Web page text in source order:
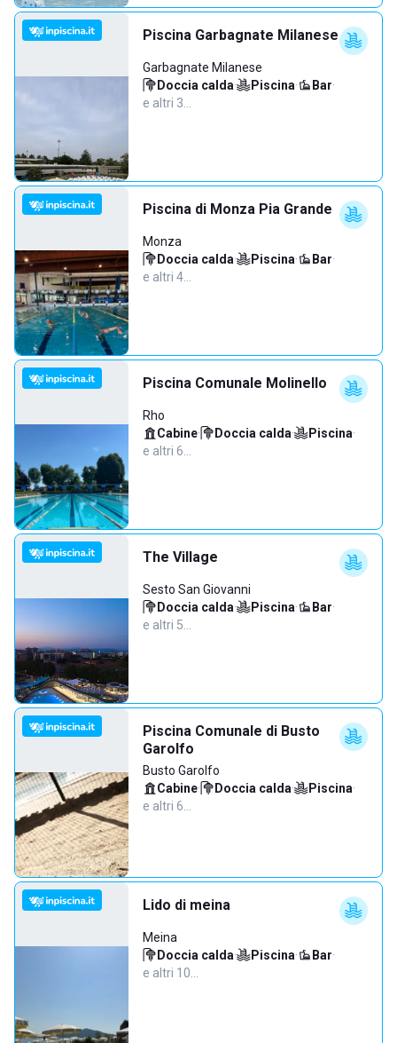
Piscina Garbagnate Milanese
Garbagnate Milanese
Doccia calda· Piscina· Bar·
e altri 3…
Piscina di Monza Pia Grande
Monza
Doccia calda· Piscina· Bar·
e altri 4…
Piscina Comunale Molinello
Rho
Cabine· Doccia calda· Piscina·
e altri 6…
The Village
Sesto San Giovanni
Doccia calda· Piscina· Bar·
e altri 5…
Piscina Comunale di Busto
Garolfo
Busto Garolfo
Cabine· Doccia calda· Piscina·
e altri 6…
Lido di meina
Meina
Doccia calda· Piscina· Bar·
e altri 10…